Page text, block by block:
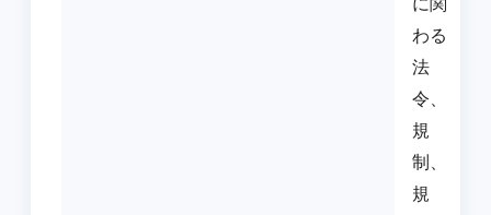
に関
わる
法
令、
規
制、
規